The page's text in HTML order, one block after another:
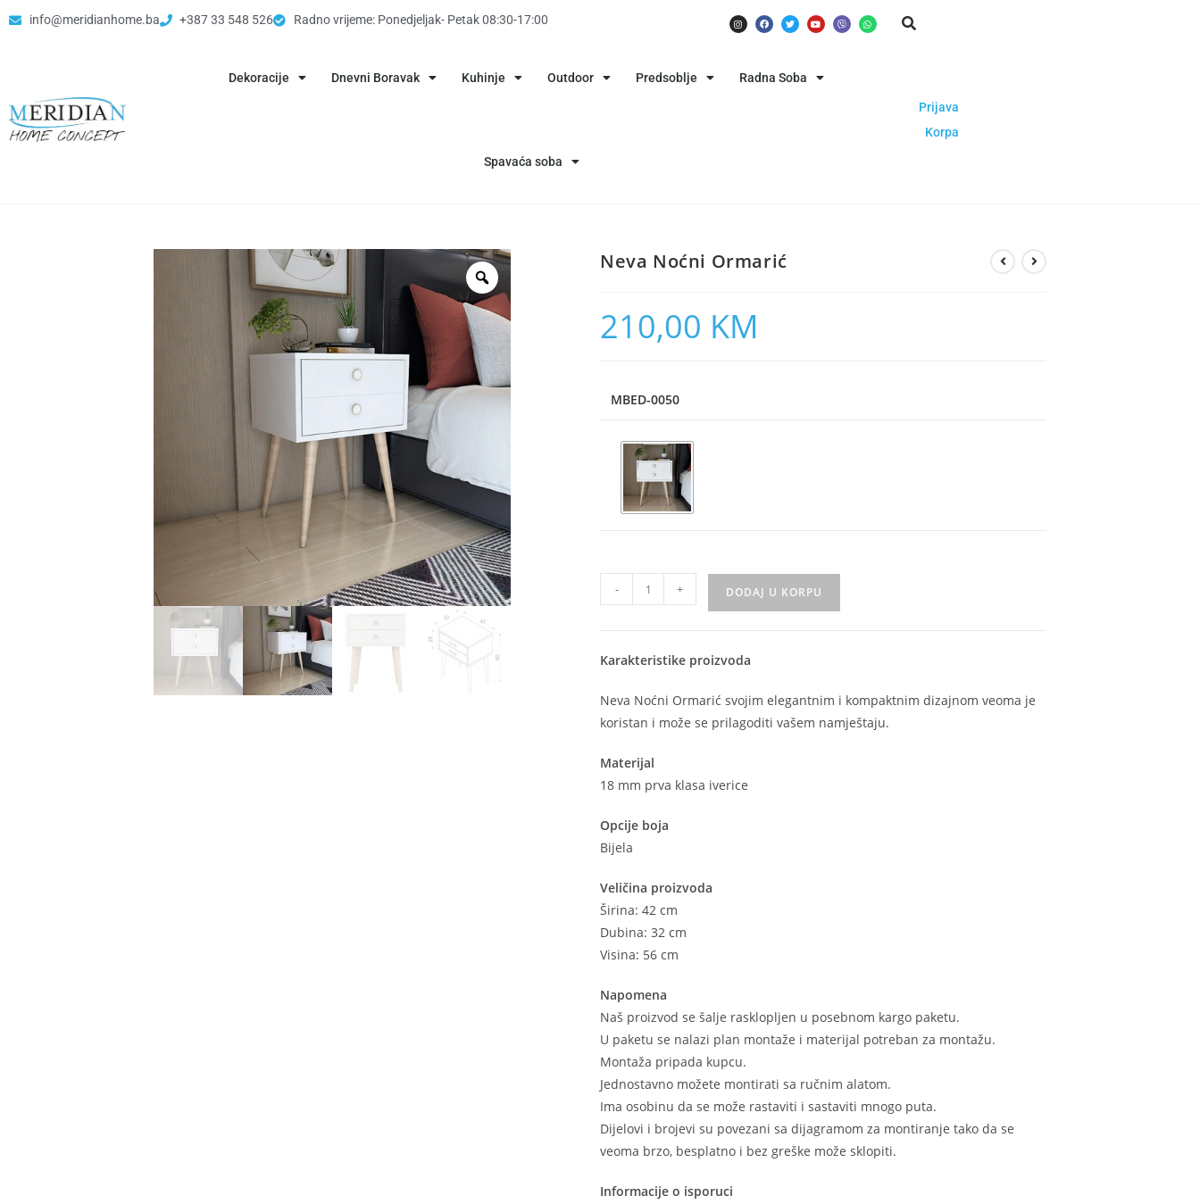
info@meridianhome.ba +387 33 548 526 Radno vrijeme: Ponedjeljak- Petak 08:30-17:00
Dekoracije Dnevni Boravak Kuhinje Outdoor Predsoblje Radna Soba
Spavaća soba
Prijava
Korpa
Neva Noćni Ormarić
210,00 KM
MBED-0050
- + DODAJ U KORPU
Karakteristike proizvoda
Neva Noćni Ormarić svojim elegantnim i kompaktnim dizajnom veoma je
koristan i može se prilagoditi vašem namještaju.
Materijal
18 mm prva klasa iverice
Opcije boja
Bijela
Veličina proizvoda
Širina: 42 cm
Dubina: 32 cm
Visina: 56 cm
Napomena
Naš proizvod se šalje rasklopljen u posebnom kargo paketu.
U paketu se nalazi plan montaže i materijal potreban za montažu.
Montaža pripada kupcu.
Jednostavno možete montirati sa ručnim alatom.
Ima osobinu da se može rastaviti i sastaviti mnogo puta.
Dijelovi i brojevi su povezani sa dijagramom za montiranje tako da se
veoma brzo, besplatno i bez greške može sklopiti.
Informacije o isporuci